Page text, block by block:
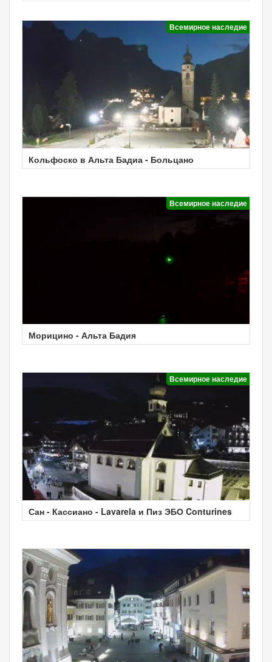
Всемирное наследие
Кольфоско в Альта Бадиа - Больцано
Всемирное наследие
Морицино - Альта Бадия
Всемирное наследие
Сан - Кассиано - Lavarela и Пиз ЭБО Conturines